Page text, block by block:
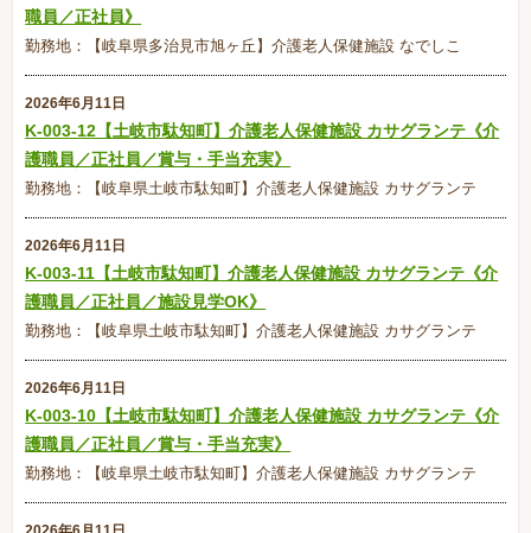
職員／正社員》
勤務地：【岐阜県多治見市旭ヶ丘】介護老人保健施設 なでしこ
2026年6月11日
K-003-12【土岐市駄知町】介護老人保健施設 カサグランテ《介
護職員／正社員／賞与・手当充実》
勤務地：【岐阜県土岐市駄知町】介護老人保健施設 カサグランテ
2026年6月11日
K-003-11【土岐市駄知町】介護老人保健施設 カサグランテ《介
護職員／正社員／施設見学OK》
勤務地：【岐阜県土岐市駄知町】介護老人保健施設 カサグランテ
2026年6月11日
K-003-10【土岐市駄知町】介護老人保健施設 カサグランテ《介
護職員／正社員／賞与・手当充実》
勤務地：【岐阜県土岐市駄知町】介護老人保健施設 カサグランテ